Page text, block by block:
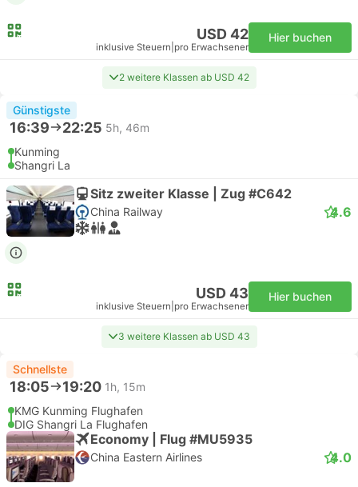
USD 42
inklusive Steuern pro Erwachsener
Hier buchen
2 weitere Klassen ab USD 42
Günstigste
16:39 22:25 5h, 46m
Kunming
Shangri La
Sitz zweiter Klasse | Zug #C642
China Railway 4.6
USD 43
inklusive Steuern pro Erwachsener
Hier buchen
3 weitere Klassen ab USD 43
Schnellste
18:05 19:20 1h, 15m
KMG Kunming Flughafen
DIG Shangri La Flughafen
Economy | Flug #MU5935
China Eastern Airlines 4.0